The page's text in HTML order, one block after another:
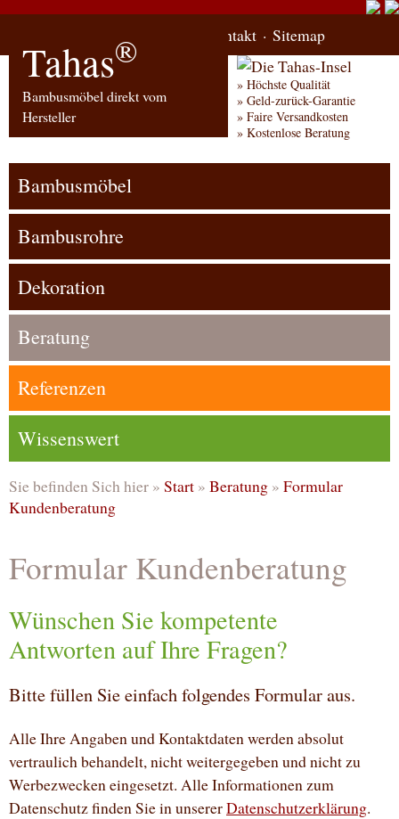
Kontakt Sitemap
Tahas®
Bambusmöbel direkt vom
Hersteller
Höchste Qualität
Geld-zurück-Garantie
Faire Versandkosten
Kostenlose Beratung
Bambusmöbel
Bambusrohre
Dekoration
Beratung
Referenzen
Wissenswert
Sie befinden Sich hier » Start » Beratung » Formular
Kundenberatung
Formular Kundenberatung
Wünschen Sie kompetente
Antworten auf Ihre Fragen?
Bitte füllen Sie einfach folgendes Formular aus.
Alle Ihre Angaben und Kontaktdaten werden absolut
vertraulich behandelt, nicht weitergegeben und nicht zu
Werbezwecken eingesetzt. Alle Informationen zum
Datenschutz finden Sie in unsererDatenschutzerklärung.